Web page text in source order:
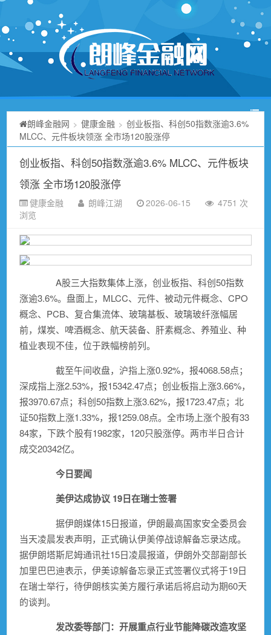
朗峰金融网 > 健康金融 > 创业板指、科创50指数涨逾3.6%
MLCC、元件板块领涨 全市场120股涨停
创业板指、科创50指数涨逾3.6% MLCC、元件板块
领涨 全市场120股涨停
健康金融 朗峰江湖 2026-06-15
4751 次
浏览
A股三大指数集体上涨，创业板指、科创50指数
涨逾3.6%。盘面上， MLCC、 元件、被动元件概念、CPO
概念、 PCB、 复合集流体、玻璃基板、玻璃玻纤涨幅居
前，煤炭、 啤酒概念、航天装备、 肝素概念、养殖业、种
植业表现不佳，位于跌幅榜前列。
截至午间收盘，沪指上涨0.92%，报4068.58点；
深成指上涨2.53%，报15342.47点；创业板指上涨3.66%，
报3970.67点；科创50指数上涨3.62%，报1723.47点；北
证50指数上涨1.33%，报1259.08点。全市场上涨个股有33
84家，下跌个股有1982家，120只股涨停。两市半日合计
成交20342亿。
今日要闻
美伊达成协议 19日在瑞士签署
据伊朗媒体15日报道，伊朗最高国家安全委员会
当天凌晨发表声明，正式确认伊美停战谅解备忘录达成。
据伊朗塔斯尼姆通讯社15日凌晨报道，伊朗外交部副部长
加里巴巴迪表示，伊美谅解备忘录正式签署仪式将于19日
在瑞士举行，待伊朗核实美方履行承诺后将启动为期60天
的谈判。
发改委等部门：开展重点行业节能降碳改造攻坚